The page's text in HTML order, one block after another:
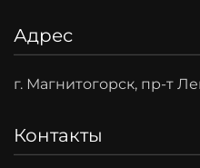
Адрес
г. Магнитогорск, пр-т
Контакты